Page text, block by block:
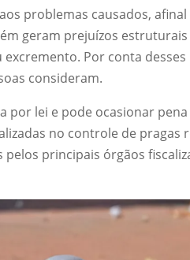
problemas causados,
geram prejuízos
Por conta desses
consideram.
por lei e pode ocasionar
no controle de pragas
pelos principais órgãos